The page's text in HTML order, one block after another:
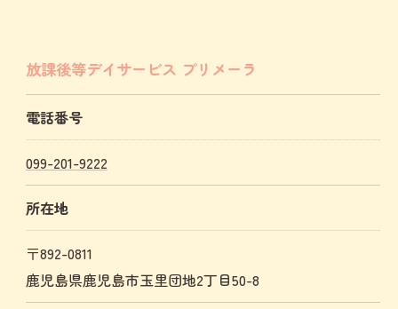
放課後等デイサービス プリメーラ
電話番号
099-201-9222
所在地
〒892-0811
鹿児島県鹿児島市玉里団地2丁目50-8